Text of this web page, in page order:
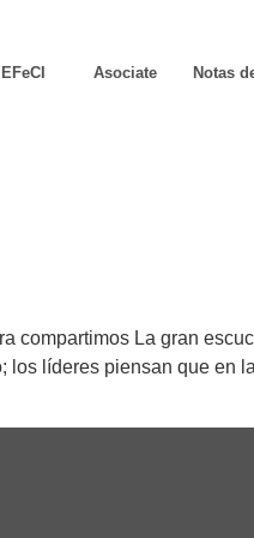
EFeCI Asociate Notas
La gran
líderes piensan que en